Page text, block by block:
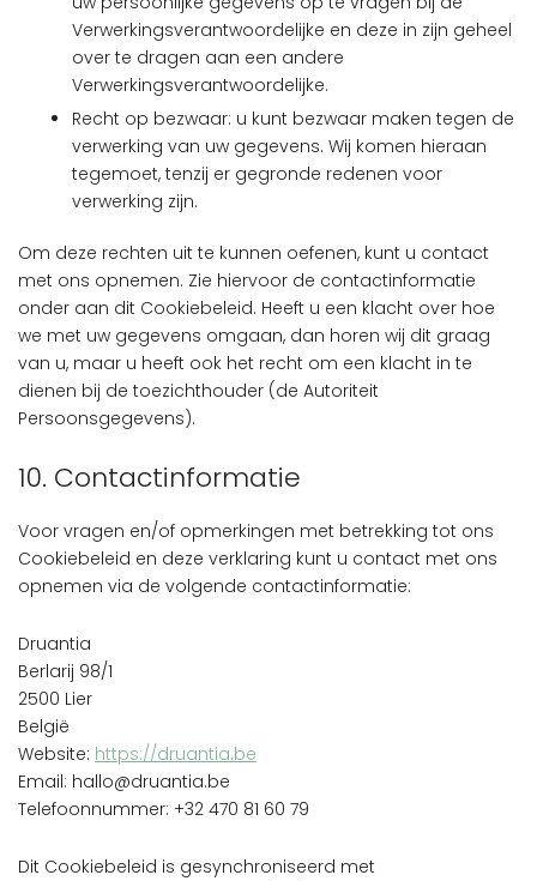
Verwerkingsverantwoordelijke en deze in zijn geheel
over te dragen aan een andere
Verwerkingsverantwoordelijke.
Recht op bezwaar: u kunt bezwaar maken tegen de
verwerking van uw gegevens. Wij komen hieraan
tegemoet, tenzij er gegronde redenen voor
verwerking zijn.
Om deze rechten uit te kunnen oefenen, kunt u contact
met ons opnemen. Zie hiervoor de contactinformatie
onder aan dit Cookiebeleid. Heeft u een klacht over hoe
we met uw gegevens omgaan, dan horen wij dit graag
van u, maar u heeft ook het recht om een klacht in te
dienen bij de toezichthouder (de Autoriteit
Persoonsgegevens).
10. Contactinformatie
Voor vragen en/of opmerkingen met betrekking tot ons
Cookiebeleid en deze verklaring kunt u contact met ons
opnemen via de volgende contactinformatie:
Druantia
Berlarij 98/1
2500 Lier
België
Website: https://druantia.be
Email: hallo@druantia.be
Telefoonnummer: +32 470 81 60 79
Dit Cookiebeleid is gesynchroniseerd met